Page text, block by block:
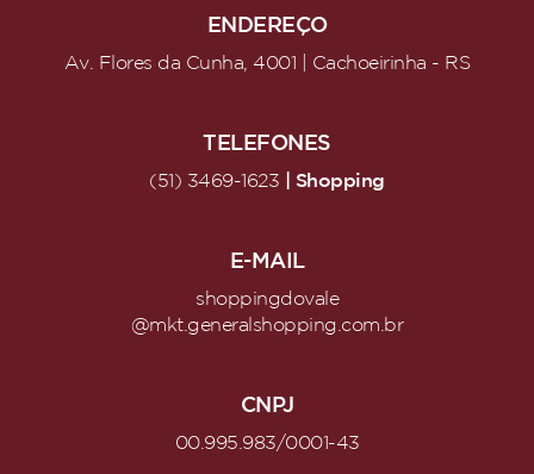
ENDEREÇO
Av. Flores da Cunha, 4001 | Cachoeirinha - RS
TELEFONES
(51) 3469-1623 | Shopping
E-MAIL
shoppingdovale
@mkt.generalshopping.com.br
CNPJ
00.995.983/0001-43